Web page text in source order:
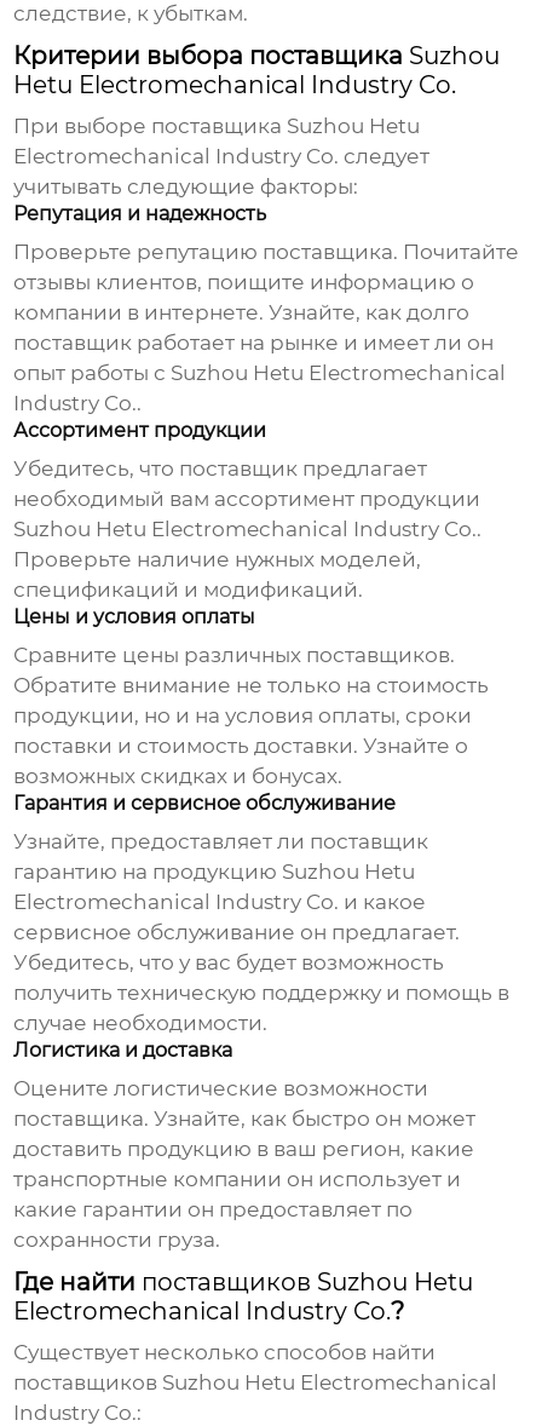
следствие, к убыткам.
Критерии выбора поставщика Suzhou
Hetu Electromechanical Industry Co.
При выборе поставщика Suzhou Hetu
Electromechanical Industry Co. следует
учитывать следующие факторы:
Репутация и надежность
Проверьте репутацию поставщика. Почитайте
отзывы клиентов, поищите информацию о
компании в интернете. Узнайте, как долго
поставщик работает на рынке и имеет ли он
опыт работы с Suzhou Hetu Electromechanical
Industry Co..
Ассортимент продукции
Убедитесь, что поставщик предлагает
необходимый вам ассортимент продукции
Suzhou Hetu Electromechanical Industry Co..
Проверьте наличие нужных моделей,
спецификаций и модификаций.
Цены и условия оплаты
Сравните цены различных поставщиков.
Обратите внимание не только на стоимость
продукции, но и на условия оплаты, сроки
поставки и стоимость доставки. Узнайте о
возможных скидках и бонусах.
Гарантия и сервисное обслуживание
Узнайте, предоставляет ли поставщик
гарантию на продукцию Suzhou Hetu
Electromechanical Industry Co. и какое
сервисное обслуживание он предлагает.
Убедитесь, что у вас будет возможность
получить техническую поддержку и помощь в
случае необходимости.
Логистика и доставка
Оцените логистические возможности
поставщика. Узнайте, как быстро он может
доставить продукцию в ваш регион, какие
транспортные компании он использует и
какие гарантии он предоставляет по
сохранности груза.
Где найти поставщиков Suzhou Hetu
Electromechanical Industry Co.?
Существует несколько способов найти
поставщиков Suzhou Hetu Electromechanical
Industry Co.: